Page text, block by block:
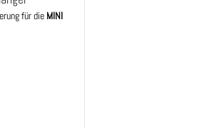
für die MINI